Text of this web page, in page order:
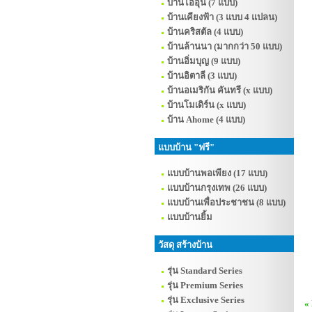
บ้านไออุ่น (7 แบบ)
บ้านเคียงฟ้า (3 แบบ 4 แปลน)
บ้านคริสตัล (4 แบบ)
บ้านล้านนา (มากกว่า 50 แบบ)
บ้านอิ่มบุญ (9 แบบ)
บ้านอิตาลี (3 แบบ)
บ้านอเมริกัน คันทรี (x แบบ)
บ้านโมเดิร์น (x แบบ)
บ้าน Ahome (4 แบบ)
แบบบ้าน "ฟรี"
แบบบ้านพอเพียง (17 แบบ)
แบบบ้านกรุงเทพ (26 แบบ)
แบบบ้านเพื่อประชาชน (8 แบบ)
แบบบ้านยิ้ม
วัสดุ สร้างบ้าน
รุ่น Standard Series
รุ่น Premium Series
รุ่น Exclusive Series
«